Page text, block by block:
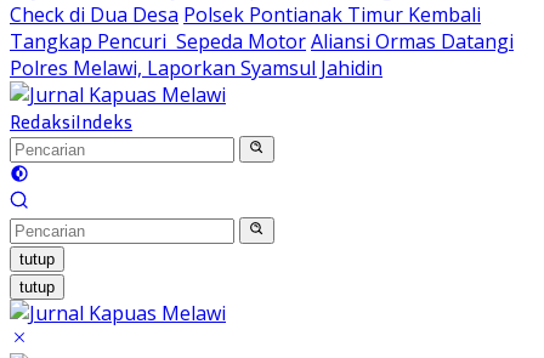
Check di Dua Desa Polsek Pontianak Timur Kembali
Tangkap Pencuri Sepeda MotorAliansi Ormas Datangi
Polres Melawi, Laporkan Syamsul Jahidin
RedaksiIndeks
tutup
tutup